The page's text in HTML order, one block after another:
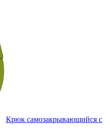
Крюк самозакрывающийся с